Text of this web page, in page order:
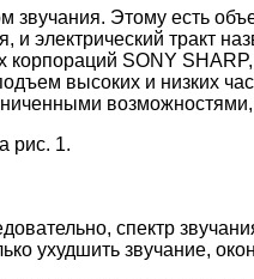
звучания. Этому есть
и электрический тракт
SONY
высоких и низких
возможностями,
рис. 1.
спектр
ухудшить звучание,